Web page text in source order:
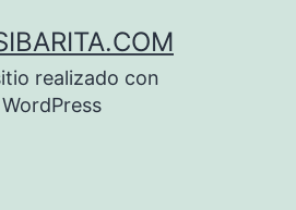
realizado con
WordPress